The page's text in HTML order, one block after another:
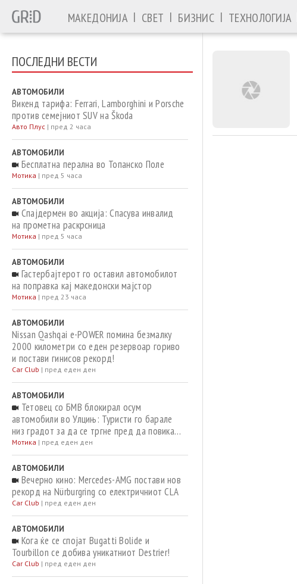
МАКЕДОНИЈА | СВЕТ | БИЗНИС | ТЕХНОЛОГИЈА
ПОСЛЕДНИ ВЕСТИ
АВТОМОБИЛИ
Викенд тарифа: Ferrari, Lamborghini и Porsche
против семејниот SUV на Škoda
Авто Плус | пред 2 часа
АВТОМОБИЛИ
Бесплатна перална во Топанско Поле
Мотика | пред 5 часа
АВТОМОБИЛИ
Спајдермен во акција: Спасува инвалид
на прометна раскрсница
Мотика | пред 5 часа
АВТОМОБИЛИ
Гастербајтерот го оставил автомобилот
на поправка кај македонски мајстор
Мотика | пред 23 часа
АВТОМОБИЛИ
Nissan Qashqai e-POWER помина безмалку
2000 километри со еден резервоар гориво
и постави гинисов рекорд!
Car Club | пред еден ден
АВТОМОБИЛИ
Тетовец со БМВ блокирал осум
автомобили во Улцињ: Туристи го барале
низ градот за да се тргне пред да повикаат
полиција
Мотика | пред еден ден
АВТОМОБИЛИ
Вечерно кино: Mercedes-AMG постави нов
рекорд на Nürburgring со електричниот CLA
Car Club | пред еден ден
АВТОМОБИЛИ
Кога ќе се спојат Bugatti Bolide и
Tourbillon се добива уникатниот Destrier!
Car Club | пред еден ден